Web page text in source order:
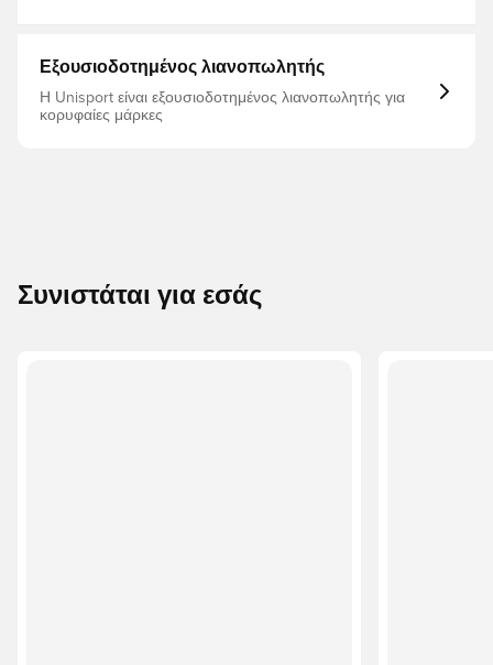
Εξουσιοδοτημένος λιανοπωλητής
Η Unisport είναι εξουσιοδοτημένος λιανοπωλητής για
κορυφαίες μάρκες
Συνιστάται για εσάς